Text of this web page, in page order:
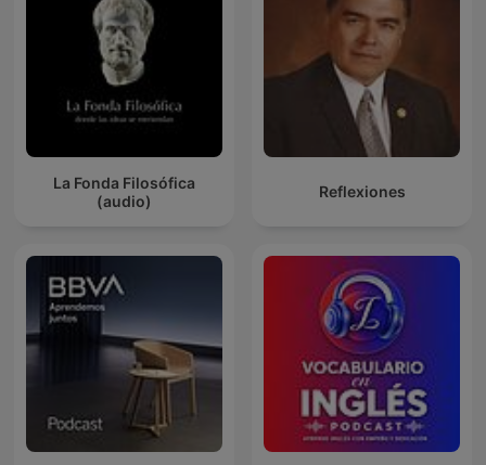
La Fonda Filosófica
(audio)
Reflexiones